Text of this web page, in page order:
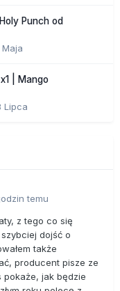
Punch od
Maja
| Mango
Lipca
temu
z tego co się
dojść o
także
producent pisze ze
jak będzie